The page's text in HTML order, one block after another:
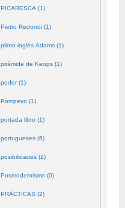
PICARESCA (1)
Pietro Redondi (1)
piloto inglés Adams (1)
pirámide de Keops (1)
poder (1)
Pompeyo (1)
portada libro (1)
portugueses (6)
posibilidades (1)
Posmodernismo (0)
PRÁCTICAS (2)